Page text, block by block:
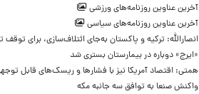
آخرین عناوین روزنامه‌های ورزشی
آخرین عناوین روزنامه‌های سیاسی
انصارالله: ترکیه و پاکستان به‌جای ائتلاف‌سازی، برای توقف
«ایرج» دوباره در بیمارستان بستری شد
همتی: اقتصاد آمریکا نیز با فشارها و ریسک‌های قابل
واکنش صنعا به توافق سه جانبه مکه